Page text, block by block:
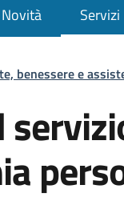
Novità Servizi
benessere e